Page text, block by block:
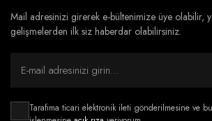
Mail adresinizi girerek e-bültenimize üye olabilir,
gelişmelerden ilk siz haberdar olabilirsiniz.
Tarafıma ticari elektronik ileti gönderilmesine ve